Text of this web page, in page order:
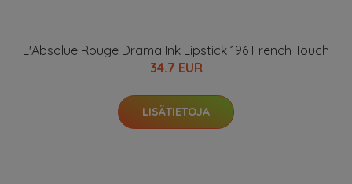
L'Absolue Rouge Drama Ink Lipstick 196 French Touch
34.7 EUR
LISÄTIETOJA